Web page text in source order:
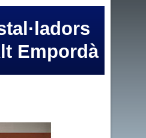
Empordà